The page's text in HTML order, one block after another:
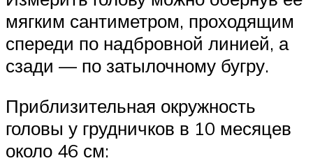
мягким сантиметром, проходящим
спереди по надбровной линией, а
сзади — по затылочному бугру.
Приблизительная окружность
головы у грудничков в 10 месяцев
около 46 см: